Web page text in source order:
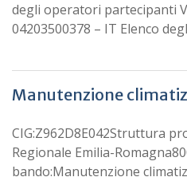
degli operatori partecipanti
04203500378 – IT Elenco
Manutenzione
CIG:Z962D8E042Struttura
Regionale Emilia-
bando:Manutenzione